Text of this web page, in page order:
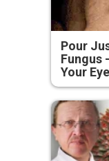
Pour
Fungus
Your